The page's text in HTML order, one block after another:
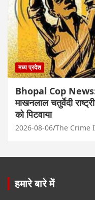
मध्य प्रदेश
Bhopal Cop News:
माखनलाल चतुर्वेदी
को पिटवाया
2026-08-06 The Crime
हमारे बारे में